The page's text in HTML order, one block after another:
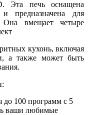
Эта печь оснащена
предназначена для
Она вмещает четыре
кухонь, включая
а также может быть
до 100 программ с 5
ваши любимые